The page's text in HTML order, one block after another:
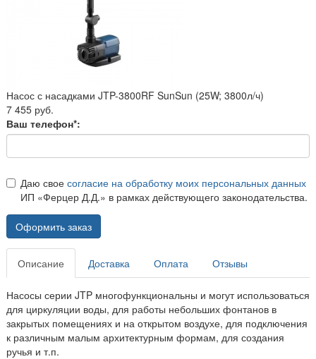
Насос с насадками JTP-3800RF SunSun (25W; 3800л/ч)
7 455 руб.
Ваш телефон*:
Даю свое согласие на обработку моих персональных данных
ИП «Ферцер Д.Д.» в рамках действующего законодательства.
Оформить заказ
Описание Доставка Оплата Отзывы
Насосы серии JTP многофункциональны и могут использоваться
для циркуляции воды, для работы небольших фонтанов в
закрытых помещениях и на открытом воздухе, для подключения
к различным малым архитектурным формам, для создания
ручья и т.п.